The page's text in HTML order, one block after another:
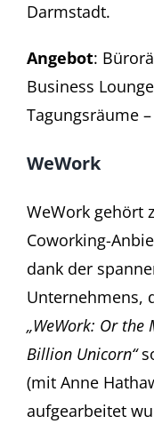
Darmstadt.
Angebot:
Business
Tagungsräume
WeWork
WeWork gehört
Coworking-
dank der
Unternehmens,
„WeWork: Or
Billion Unicorn“
(mit Anne
aufgearbeitet